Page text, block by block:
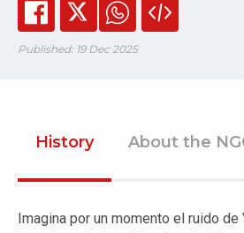
Published: 19 Dec 2025
History About the
Imagina por un momento el ruido de